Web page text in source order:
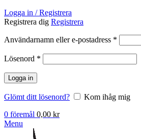
Logga in / Registrera
Registrera dig Registrera
Användarnamn eller e-postadress *
Lösenord *
Logga in
Glömt ditt lösenord?
Kom ihåg mig
0 föremål 0,00 kr
Menu